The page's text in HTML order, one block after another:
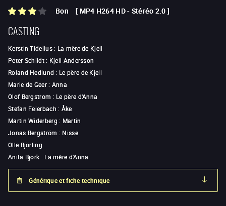
Bon [ MP4 H264 HD- Stéréo 2.0 ]
CASTING
Kerstin Tidelius: La mère de Kjell
Peter Schildt: Kjell Andersson
Roland Hedlund : Le père de Kjell
Marie de Geer: Anna
Olof Bergstrom : Le père d'Anna
Stefan Feierbach : Åke
Martin Widerberg : Martin
Jonas Bergström : Nisse
Olle Björling
Anita Björk : La mère d'Anna
Générique et fiche technique